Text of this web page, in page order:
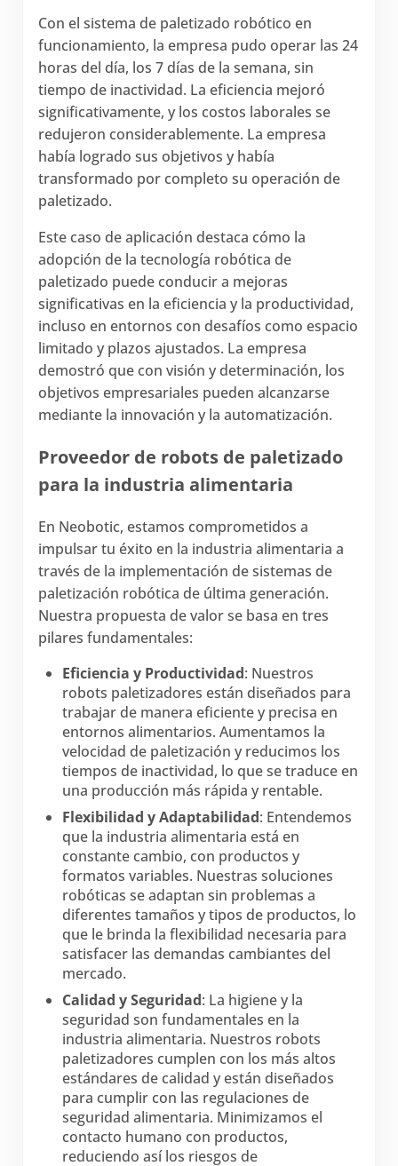
Con el sistema de paletizado robótico en
funcionamiento, la empresa pudo operar las 24
horas del día, los 7 días de la semana, sin
tiempo de inactividad. La eficiencia mejoró
significativamente, y los costos laborales se
redujeron considerablemente. La empresa
había logrado sus objetivos y había
transformado por completo su operación de
paletizado.
Este caso de aplicación destaca cómo la
adopción de la tecnología robótica de
paletizado puede conducir a mejoras
significativas en la eficiencia y la productividad,
incluso en entornos con desafíos como espacio
limitado y plazos ajustados. La empresa
demostró que con visión y determinación, los
objetivos empresariales pueden alcanzarse
mediante la innovación y la automatización.
Proveedor de robots de paletizado
para la industria alimentaria
En Neobotic, estamos comprometidos a
impulsar tu éxito en la industria alimentaria a
través de la implementación de sistemas de
paletización robótica de última generación.
Nuestra propuesta de valor se basa en tres
pilares fundamentales:
Eficiencia y Productividad: Nuestros
robots paletizadores están diseñados para
trabajar de manera eficiente y precisa en
entornos alimentarios. Aumentamos la
velocidad de paletización y reducimos los
tiempos de inactividad, lo que se traduce en
una producción más rápida y rentable.
Flexibilidad y Adaptabilidad: Entendemos
que la industria alimentaria está en
constante cambio, con productos y
formatos variables. Nuestras soluciones
robóticas se adaptan sin problemas a
diferentes tamaños y tipos de productos, lo
que le brinda la flexibilidad necesaria para
satisfacer las demandas cambiantes del
mercado.
Calidad y Seguridad: La higiene y la
seguridad son fundamentales en la
industria alimentaria. Nuestros robots
paletizadores cumplen con los más altos
estándares de calidad y están diseñados
para cumplir con las regulaciones de
seguridad alimentaria. Minimizamos el
contacto humano con productos,
reduciendo así los riesgos de